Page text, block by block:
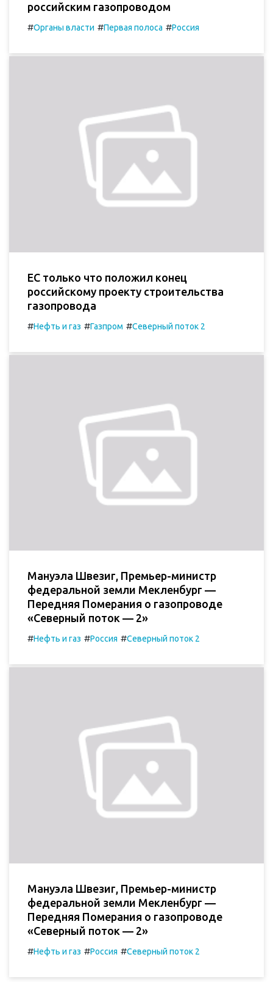
российским газопроводом
#Органы власти #Первая полоса #Россия
ЕС только что положил конец
российскому проекту строительства
газопровода
#Нефть и газ #Газпром #Северный поток 2
Мануэла Швезиг, Премьер-министр
федеральной земли Мекленбург —
Передняя Померания о газопроводе
«Северный поток — 2»
#Нефть и газ #Россия #Северный поток 2
Мануэла Швезиг, Премьер-министр
федеральной земли Мекленбург —
Передняя Померания о газопроводе
«Северный поток — 2»
#Нефть и газ #Россия #Северный поток 2